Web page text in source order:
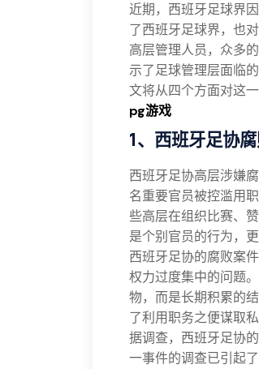
近期，西班牙足球界
了西班牙足球界，也
高层管理人员，众多
示了足球管理层面临
文将从四个方面对这
pg游戏
1、西班牙足协
西班牙足协高层涉嫌
名重要官员被控滥用
些高层在组织比赛、
是个别官员的行为，
西班牙足协的腐败案
权力过度集中的问题
物，而是长期积累的
了利用职务之便谋取私
据调查，西班牙足协
一事件的调查已引起